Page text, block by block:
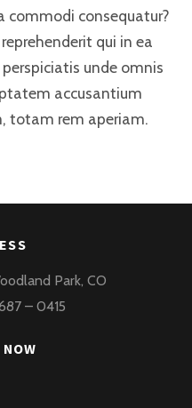
commodi consequatur?
qui in ea
unde omnis
accusantium
totam rem aperiam.
Park, CO
– 0415